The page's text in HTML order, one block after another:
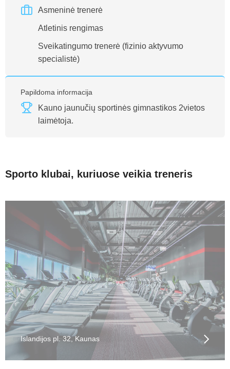
Asmeninė trenerė
Atletinis rengimas
Sveikatingumo trenerė (fizinio aktyvumo
specialistė)
Papildoma informacija
Kauno jaunučių sportinės gimnastikos 2vietos
laimėtoja.
Sporto klubai, kuriuose veikia treneris
Islandijos pl. 32, Kaunas